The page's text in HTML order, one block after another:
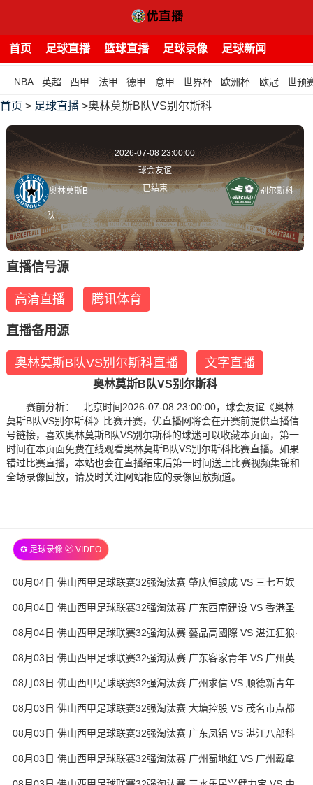
首页 足球直播 篮球直播 足球录像 足球新闻
NBA 英超 西甲 法甲 德甲 意甲 世界杯 欧洲杯 欧冠 世预
首页 > 足球直播 >奥林莫斯B队VS别尔斯科
奥林莫斯B
队
2026-07-08 23:00:00
球会友谊
已结束
别尔斯科
直播信号源
高清直播 腾讯体育
直播备用源
奥林莫斯B队VS别尔斯科直播 文字直播
奥林莫斯B队VS别尔斯科
赛前分析： 北京时间2026-07-08 23:00:00，球会友谊《奥林
莫斯B队VS别尔斯科》比赛开赛，优直播网将会在开赛前提供直播信
号链接，喜欢奥林莫斯B队VS别尔斯科的球迷可以收藏本页面，第一
时间在本页面免费在线观看奥林莫斯B队VS别尔斯科比赛直播。如果
错过比赛直播，本站也会在直播结束后第一时间送上比赛视频集锦和
全场录像回放，请及时关注网站相应的录像回放频道。
✪ 足球录像 ㉔ VIDEO
08月04日 佛山西甲足球联赛32强淘汰赛 肇庆恒骏成 VS 三七互娱
全场录像
08月04日 佛山西甲足球联赛32强淘汰赛 广东西南建设 VS 香港圣
徒 全场录像
08月04日 佛山西甲足球联赛32强淘汰赛 藝品高國際 VS 湛江狂狼·
粵辉能源 全场录像
08月03日 佛山西甲足球联赛32强淘汰赛 广东客家青年 VS 广州英
华思力U17 全场录像
08月03日 佛山西甲足球联赛32强淘汰赛 广州求信 VS 顺德新青年
全场录像
08月03日 佛山西甲足球联赛32强淘汰赛 大塘控股 VS 茂名市点都
得 全场录像
08月03日 佛山西甲足球联赛32强淘汰赛 广东凤铝 VS 湛江八部科
技 全场录像
08月03日 佛山西甲足球联赛32强淘汰赛 广州蜀地红 VS 广州戴拿
模 全场录像